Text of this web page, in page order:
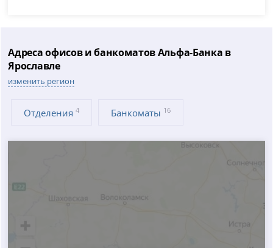
Адреса офисов и банкоматов Альфа-Банка в
Ярославле
изменить регион
Отделения4 Банкоматы 16